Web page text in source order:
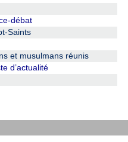
débat
Saints
et musulmans réunis
d’actualité